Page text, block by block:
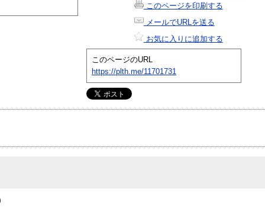
このページを印刷する
メールでURLを送る
お気に入りに追加する
このページのURL
https://plth.me/11701731